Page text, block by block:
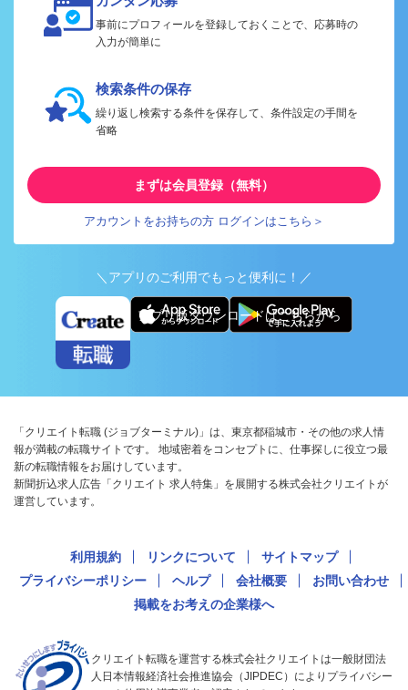
事前にプロフィールを登録しておくことで、応募時の
入力が簡単に
検索条件の保存
繰り返し検索する条件を保存して、条件設定の手間を
省略
まずは会員登録（無料）
アカウントをお持ちの方 ログインはこちら＞
＼アプリのご利用でもっと便利に！／
アプリ版ダウンロードはこちらから
「クリエイト転職 (ジョブターミナル)」は、東京都稲城市・その他の求人情
報が満載の転職サイトです。 地域密着をコンセプトに、仕事探しに役立つ最
新の転職情報をお届けしています。
新聞折込求人広告「クリエイト 求人特集」を展開する株式会社クリエイトが
運営しています。
利用規約 リンクについて
サイトマップ
プライバシーポリシー
ヘルプ 会社概要
お問い合わせ
掲載をお考えの企業様へ
クリエイト転職を運営する株式会社クリエイトは一般財団法
人日本情報経済社会推進協会（JIPDEC）によりプライバシー